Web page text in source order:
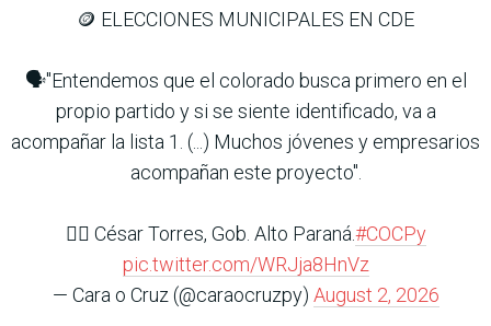
🪙 ELECCIONES MUNICIPALES EN CDE
🗣️"Entendemos que el colorado busca primero en el
propio partido y si se siente identificado, va a
acompañar la lista 1. (...) Muchos jóvenes y empresarios
acompañan este proyecto".
👉🏽 ⁠César Torres, Gob. Alto Paraná.#COCPy
pic.twitter.com/WRJja8HnVz
— Cara o Cruz (@caraocruzpy) August 2, 2026